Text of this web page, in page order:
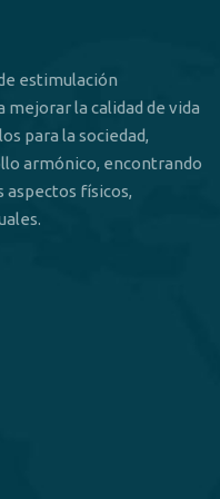
estimulación
la calidad de vida
para la sociedad,
armónico, encontrando
físicos,